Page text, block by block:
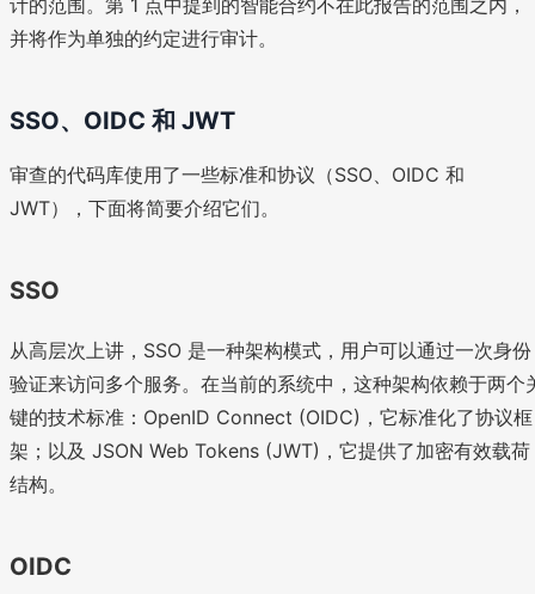
并将作为单独的约定进行审计。
SSO、OIDC 和 JWT
审查的代码库使用了一些标准和协议（SSO、OIDC 和
JWT），下面将简要介绍它们。
SSO
从高层次上讲，SSO 是一种架构模式，用户可以通过一次身份
验证来访问多个服务。在当前的系统中，这种架构依赖于两个
键的技术标准：OpenID Connect (OIDC)，它标准化了协议框
架；以及 JSON Web Tokens (JWT)，它提供了加密有效载荷
结构。
OIDC